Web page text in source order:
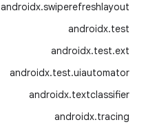
androidx.swiperefreshlayout
androidx.test
androidx.test.ext
androidx.test.uiautomator
androidx.textclassifier
androidx.tracing